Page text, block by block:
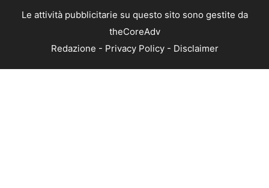
Le attività pubblicitarie su questo sito sono gestite da
theCoreAdv
Redazione - Privacy Policy- Disclaimer